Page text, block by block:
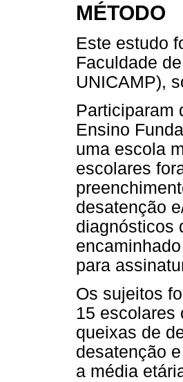
MÉTODO
Este estudo
Faculdade
UNICAMP),
Participaram
Ensino
uma escola
escolares
desatenção
diagnósticos
para
Os sujeitos
15 escolares
queixas de
desatenção
a média